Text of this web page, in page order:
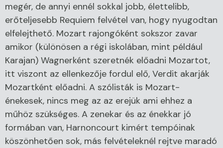
megér, de annyi ennél sokkal jobb, élettelibb,
erőteljesebb Requiem felvétel van, hogy nyugodtan
elfelejthető. Mozart rajongóként sokszor zavar
amikor (különösen a régi iskolában, mint például
Karajan) Wagnerként szeretnék előadni Mozartot,
itt viszont az ellenkezője fordul elő, Verdit akarják
Mozartként előadni. A szólisták is Mozart-
énekesek, nincs meg az az erejük ami ehhez a
műhöz szükséges. A zenekar és az énekkar jó
formában van, Harnoncourt kimért tempóinak
köszönhetően sok, más felvételeknél rejtve maradó